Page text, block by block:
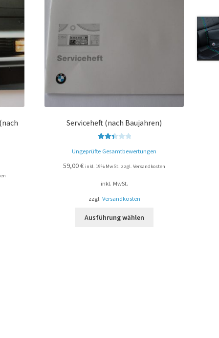
Serviceheft (nach Baujahren)
tet mit
2.46
Ungeprüfte Gesamtbewertungen
59,00€ inkl. 19% MwSt. zzgl. Versandkosten
inkl. MwSt.
zzgl. Versandkosten
Ausführung wählen